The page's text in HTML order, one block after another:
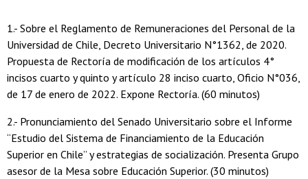
1.- Sobre el Reglamento de Remuneraciones del Personal de la
Universidad de Chile, Decreto Universitario N°1362, de 2020.
Propuesta de Rectoría de modificación de los artículos 4°
incisos cuarto y quinto y artículo 28 inciso cuarto, Oficio N°036,
de 17 de enero de 2022. Expone Rectoría. (60 minutos)
2.- Pronunciamiento del Senado Universitario sobre el Informe
“Estudio del Sistema de Financiamiento de la Educación
Superior en Chile” y estrategias de socialización. Presenta Grupo
asesor de la Mesa sobre Educación Superior. (30 minutos)